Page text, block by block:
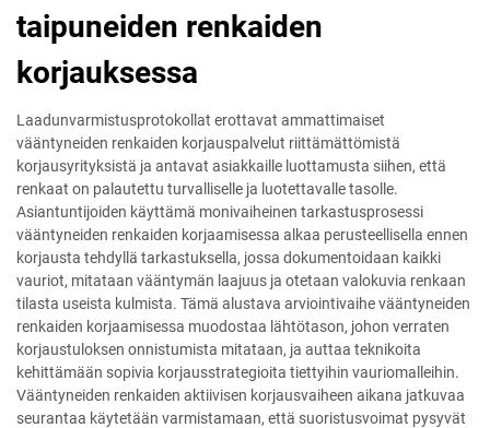
taipuneiden renkaiden
korjauksessa
Laadunvarmistusprotokollat erottavat ammattimaiset
vääntyneiden renkaiden korjauspalvelut riittämättömistä
korjausyrityksistä ja antavat asiakkaille luottamusta siihen, että
renkaat on palautettu turvalliselle ja luotettavalle tasolle.
Asiantuntijoiden käyttämä monivaiheinen tarkastusprosessi
vääntyneiden renkaiden korjaamisessa alkaa perusteellisella ennen
korjausta tehdyllä tarkastuksella, jossa dokumentoidaan kaikki
vauriot, mitataan vääntymän laajuus ja otetaan valokuvia renkaan
tilasta useista kulmista. Tämä alustava arviointivaihe vääntyneiden
renkaiden korjaamisessa muodostaa lähtötason, johon verraten
korjaustuloksen onnistumista mitataan, ja auttaa teknikoita
kehittämään sopivia korjausstrategioita tiettyihin vauriomalleihin.
Vääntyneiden renkaiden aktiivisen korjausvaiheen aikana jatkuvaa
seurantaa käytetään varmistamaan, että suoristusvoimat pysyvät